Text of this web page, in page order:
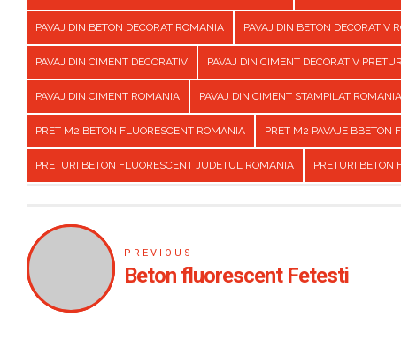
PAVAJ DIN BETON DECORAT ROMANIA PAVAJ DIN BETON DECORATIV
PAVAJ DIN CIMENT DECORATIV PAVAJ DIN CIMENT DECORATIV
PAVAJ DIN CIMENT ROMANIA PAVAJ DIN CIMENT STAMPILAT ROMANIA
PRET M2 BETON FLUORESCENT ROMANIA PRET M2 PAVAJE BBETON
PRETURI BETON FLUORESCENT JUDETUL ROMANIA PRETURI BETON
PREVIOUS
Beton fluorescent Fetesti